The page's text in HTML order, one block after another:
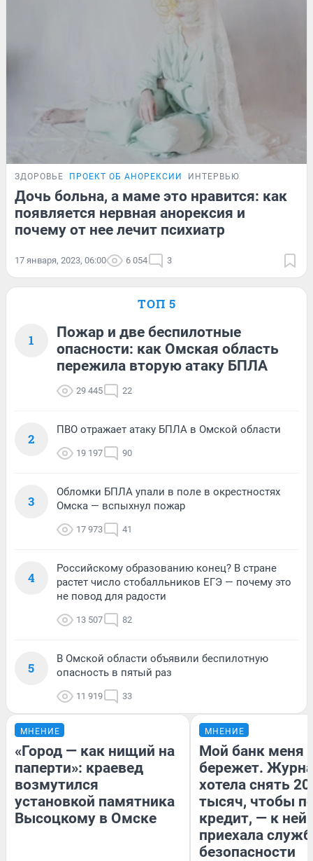
ЗДОРОВЬЕ ПРОЕКТ ОБ АНОРЕКСИИ ИНТЕРВЬЮ
Дочь больна, а маме это нравится: как
появляется нервная анорексия и
почему от нее лечит психиатр
17 января, 2023, 06:00 6 054 3
ТОП 5
1
Пожар и две беспилотные
опасности: как Омская область
пережила вторую атаку БПЛА
29 445 22
2
ПВО отражает атаку БПЛА в Омской области
19 197 90
3
Обломки БПЛА упали в поле в окрестностях
Омска — вспыхнул пожар
17 973 41
4
Российскому образованию конец? В стране
растет число стобалльников ЕГЭ — почему это
не повод для радости
13 507 82
5
В Омской области объявили беспилотную
опасность в пятый раз
11 919 33
МНЕНИЕ
«Город — как нищий на
паперти»: краевед
возмутился
установкой памятника
Высоцкому в Омске
МНЕНИЕ
Мой банк меня
бережет.
хотела снять
тысяч, чтобы
кредит, — к
приехала
безопасности